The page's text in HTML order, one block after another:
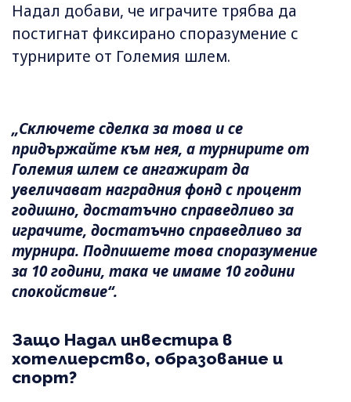
Надал добави, че играчите трябва да
постигнат фиксирано споразумение с
турнирите от Големия шлем.
„Сключете сделка за това и се
придържайте към нея, а турнирите от
Големия шлем се ангажират да
увеличават наградния фонд с процент
годишно, достатъчно справедливо за
играчите, достатъчно справедливо за
турнира. Подпишете това споразумение
за 10 години, така че имаме 10 години
спокойствие“.
Защо Надал инвестира в
хотелиерство, образование и
спорт?